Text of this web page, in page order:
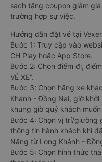
sách tặng coupon giảm
trường hợp sự việc.
Hướng dẫn đặt vé tại
Bước 1: Truy cập vào
CH Play hoặc App Store.
Bước 2: Chọn điểm đi,
VÉ XE”.
Bước 3: Chọn hãng xe
Khánh - Đồng Nai, giờ
khung giờ quý khách
Bước 4: Chọn vị trí/giường
thông tin hành khách khi
Nẵng từ Long Khánh -
Bước 5: Chọn hình thức